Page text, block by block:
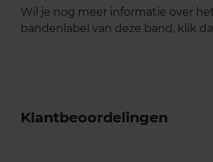
Wil je nog meer informatie over
bandenlabel van deze band, klik
Klantbeoordelingen